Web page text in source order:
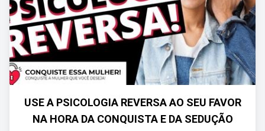
USE A PSICOLOGIA REVERSA AO SEU FAVOR
NA HORA DA CONQUISTA E DA SEDUÇÃO